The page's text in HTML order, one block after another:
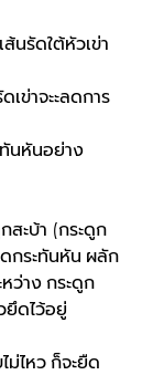
นรัดใต้หัวเข่า
ข่าจะะลดการ
นหันอย่าง
ะบ้า (กระดูก
กระทันหัน ผลัก
ว่าง กระดูก
ดไว้อยู่
ม่ไหว ก็จะยืด